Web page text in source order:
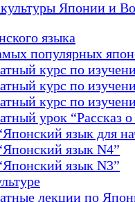
Японии и
языка
популярных
курс по
курс по
курс по
урок “Рассказ
язык для
язык N4”
язык N3”
лекции по